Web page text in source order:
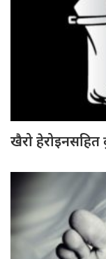
खैरो हेरोइनसहित